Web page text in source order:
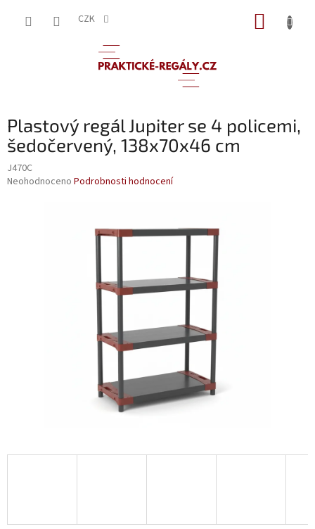
CZK
Plastový regál Jupiter se 4 policemi,
šedočervený, 138x70x46 cm
J470C
Průměrné
Neohodnoceno Podrobnosti hodnocení